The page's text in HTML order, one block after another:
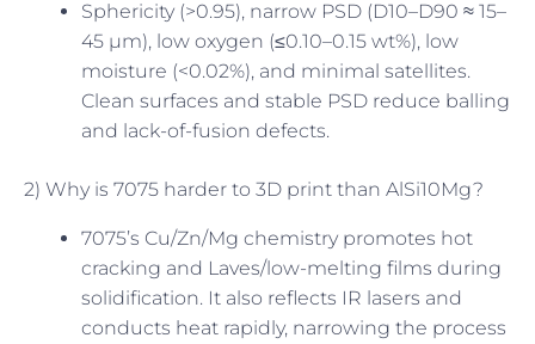
Sphericity (>0.95), narrow PSD (D10–D90 ≈ 15–
45 µm), low oxygen (≤0.10–0.15 wt%), low
moisture (<0.02%), and minimal satellites.
Clean surfaces and stable PSD reduce balling
and lack-of-fusion defects.
2) Why is 7075 harder to 3D print than AlSi10Mg?
7075’s Cu/Zn/Mg chemistry promotes hot
cracking and Laves/low-melting films during
solidification. It also reflects IR lasers and
conducts heat rapidly, narrowing the process